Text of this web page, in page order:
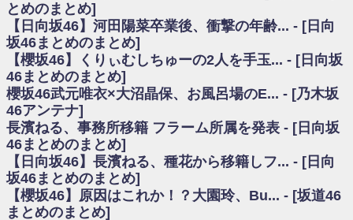
乃木坂欅坂まとめのまとめ / 【日向坂46】この月、何かあるのか！？『お
願いバッハ！』ミーグリ日程がこちら
欅坂/日向坂46まとめのまとめ / 【櫻坂46】ミーグリで喧嘩！？山下瞳月、
これはマジギレしてる
乃木坂46アンテナ / 【櫻坂46】ハリソン守屋「ゆーづのせいです」【ラヴ
ィット!】
乃木坂あんてな ～乃木坂46・欅坂46・日向坂46のニュース・情報・話題
をピックアップ / 良い品揃え！櫻坂46 12thシングル『Make or Break』オフィ
シャルグッズ絶賛販売受付中
日向坂46まとめのまとめ / 【日向坂46】この月、何かあるのか！？『お願
いバッハ！』ミーグリ日程がこちら
日向坂46まとめのまとめ / 【元日向坂46】この卒業生、めちゃくちゃテレ
ビで見かけるな
欅坂/日向坂46まとめのまとめ / 【櫻坂46】リアルミーグリであの販売も！
『Make or Break』オフィシャルグッズ解禁
とめのまとめ]
【日向坂46】河田陽菜卒業後、衝撃の年齢... - [日向
坂46まとめのまとめ]
【櫻坂46】くりぃむしちゅーの2人を手玉... - [日向坂
46まとめのまとめ]
櫻坂46武元唯衣×大沼晶保、お風呂場のE... - [乃木坂
46アンテナ]
長濱ねる、事務所移籍 フラーム所属を発表 - [日向坂
46まとめのまとめ]
【日向坂46】長濱ねる、種花から移籍しフ... - [日向
坂46まとめのまとめ]
【櫻坂46】原因はこれか！？大園玲、Bu... - [坂道46
まとめのまとめ]